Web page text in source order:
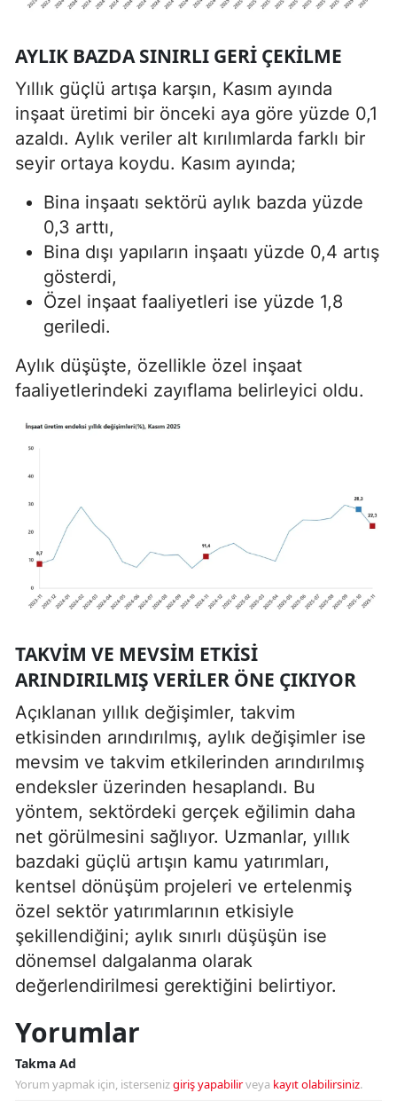
AYLIK BAZDA SINIRLI GERI ÇEKILME
Yıllık güçlü artışa karşın, Kasım ayında
inşaat üretimi bir önceki aya göre yüzde 0,1
azaldı. Aylık veriler alt kırılımlarda farklı bir
seyir ortaya koydu. Kasım ayında;
Bina inşaatı sektörü aylık bazda yüzde
0,3 arttı,
Bina dışı yapıların inşaatı yüzde 0,4 artış
gösterdi,
Özel inşaat faaliyetleri ise yüzde 1,8
geriledi.
Aylık düşüşte, özellikle özel inşaat
faaliyetlerindeki zayıflama belirleyici oldu.
TAKVIM VE MEVSIM ETKISI
ARINDIRILMIŞ VERILER ÖNE ÇIKIYOR
Açıklanan yıllık değişimler, takvim
etkisinden arındırılmış, aylık değişimler ise
mevsim ve takvim etkilerinden arındırılmış
endeksler üzerinden hesaplandı. Bu
yöntem, sektördeki gerçek eğilimin daha
net görülmesini sağlıyor. Uzmanlar, yıllık
bazdaki güçlü artışın kamu yatırımları,
kentsel dönüşüm projeleri ve ertelenmiş
özel sektör yatırımlarının etkisiyle
şekillendiğini; aylık sınırlı düşüşün ise
dönemsel dalgalanma olarak
değerlendirilmesi gerektiğini belirtiyor.
Yorumlar
Takma Ad
Yorum yapmak için, istersenizgiriş yapabilirveya kayıt olabilirsiniz.